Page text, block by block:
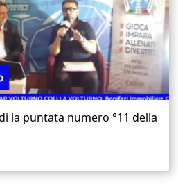
la puntata numero °11 della